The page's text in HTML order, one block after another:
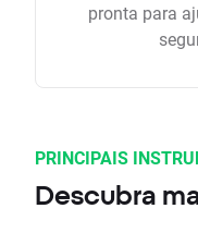
pronta para
PRINCIPAIS
Descubra